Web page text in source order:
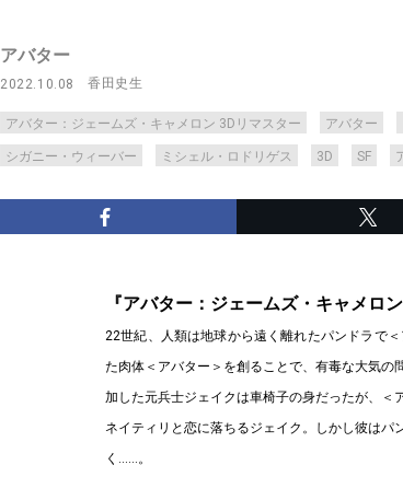
アバター
2022.10.08 香田史生
アバター：ジェームズ・キャメロン 3Dリマスター アバター
シガニー・ウィーバー ミシェル・ロドリゲス 3D SF
『アバター：ジェームズ・キャメロ
22世紀、人類は地球から遠く離れたパンドラで
た肉体＜アバター＞を創ることで、有毒な大気
加した元兵士ジェイクは車椅子の身だったが、
ネイティリと恋に落ちるジェイク。しかし彼は
く……。